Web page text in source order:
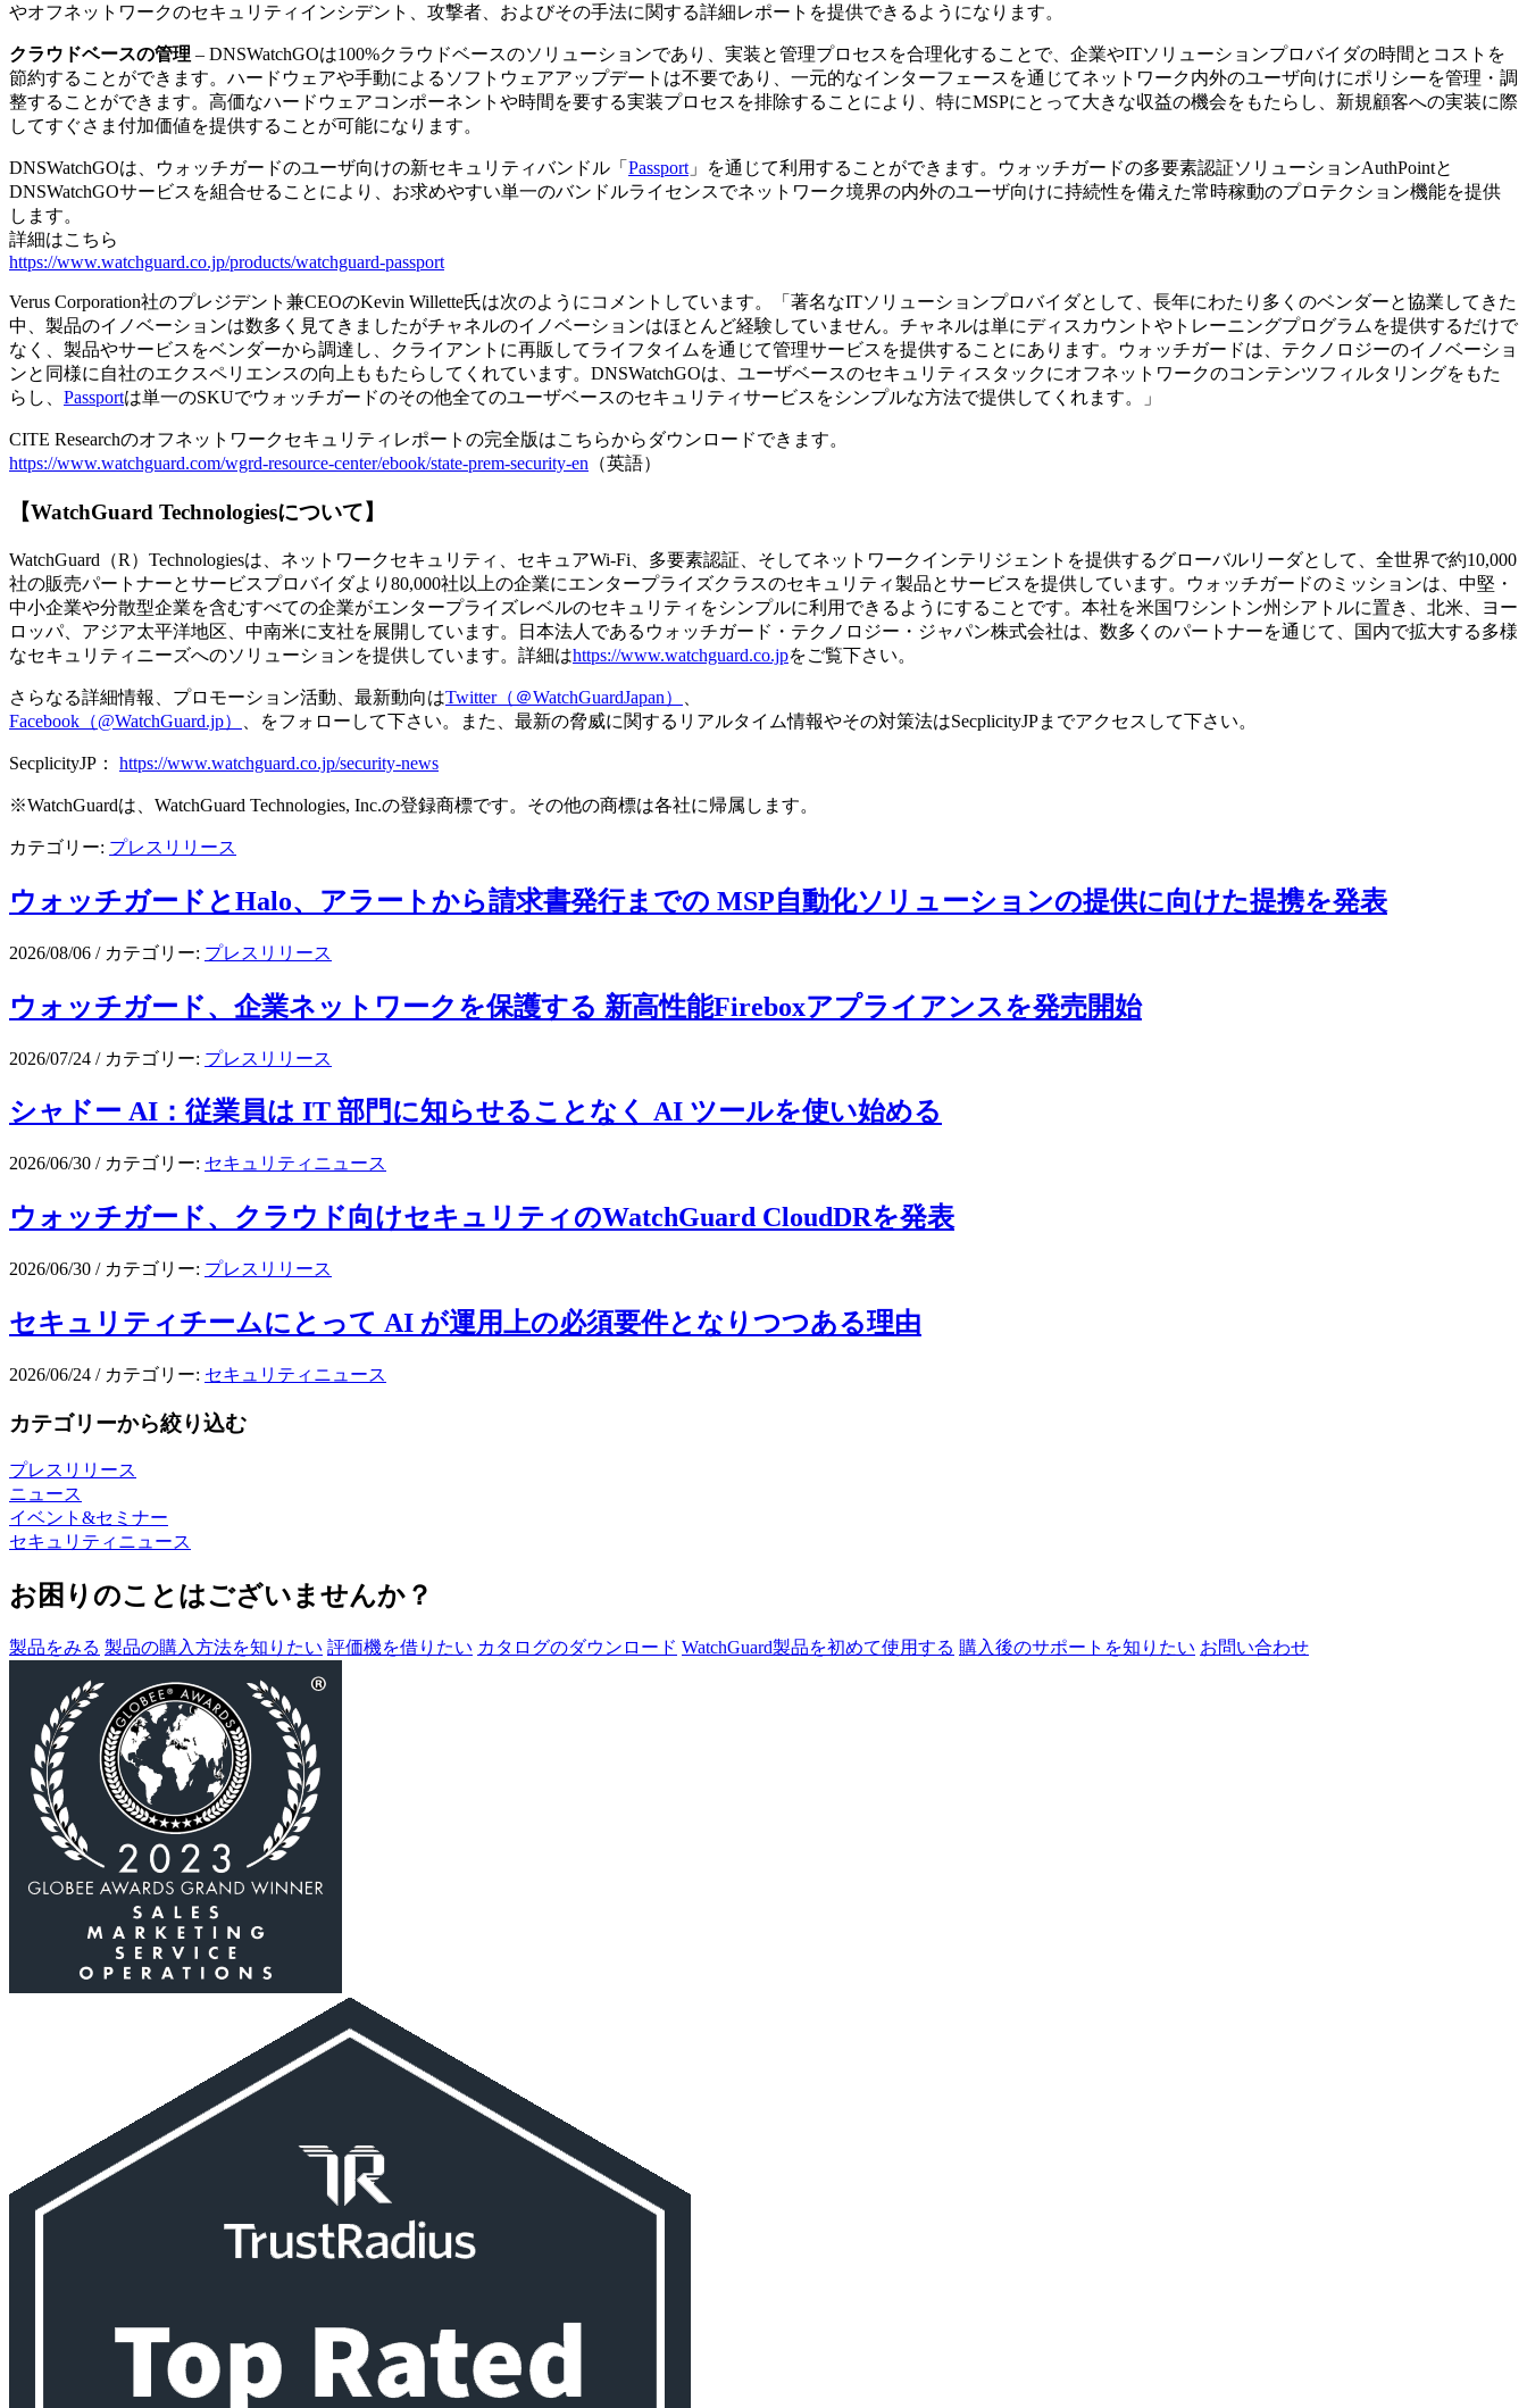
やオフネットワークのセキュリティインシデント、攻撃者、およびその手法に関する詳細レポートを提供できるようになります。
クラウドベースの管理 – DNSWatchGOは100%クラウドベースのソリューションであり、実装と管理プロセスを合理化することで、企業やITソリューションプロバイダの時間とコストを
節約することができます。ハードウェアや手動によるソフトウェアアップデートは不要であり、一元的なインターフェースを通じてネットワーク内外のユーザ向けにポリシーを管理・調
整することができます。高価なハードウェアコンポーネントや時間を要する実装プロセスを排除することにより、特にMSPにとって大きな収益の機会をもたらし、新規顧客への実装に際
してすぐさま付加価値を提供することが可能になります。
DNSWatchGOは、ウォッチガードのユーザ向けの新セキュリティバンドル「 Passport」を通じて利用することができます。ウォッチガードの多要素認証ソリューションAuthPointと
DNSWatchGOサービスを組合せることにより、お求めやすい単一のバンドルライセンスでネットワーク境界の内外のユーザ向けに持続性を備えた常時稼動のプロテクション機能を提供
します。
詳細はこちら
https://www.watchguard.co.jp/products/watchguard-passport
Verus Corporation社のプレジデント兼CEOのKevin Willette氏は次のようにコメントしています。「著名なITソリューションプロバイダとして、長年にわたり多くのベンダーと協業してきた
中、製品のイノベーションは数多く見てきましたがチャネルのイノベーションはほとんど経験していません。チャネルは単にディスカウントやトレーニングプログラムを提供するだけで
なく、製品やサービスをベンダーから調達し、クライアントに再販してライフタイムを通じて管理サービスを提供することにあります。ウォッチガードは、テクノロジーのイノベーショ
ンと同様に自社のエクスペリエンスの向上ももたらしてくれています。DNSWatchGOは、ユーザベースのセキュリティスタックにオフネットワークのコンテンツフィルタリングをもた
らし、 Passportは単一のSKUでウォッチガードのその他全てのユーザベースのセキュリティサービスをシンプルな方法で提供してくれます。」
CITE Researchのオフネットワークセキュリティレポートの完全版はこちらからダウンロードできます。
https://www.watchguard.com/wgrd-resource-center/ebook/state-prem-security-en （英語）
【WatchGuard Technologiesについて】
WatchGuard（R）Technologiesは、ネットワークセキュリティ、セキュアWi-Fi、多要素認証、そしてネットワークインテリジェントを提供するグローバルリーダとして、全世界で約10,000
社の販売パートナーとサービスプロバイダより80,000社以上の企業にエンタープライズクラスのセキュリティ製品とサービスを提供しています。ウォッチガードのミッションは、中堅・
中小企業や分散型企業を含むすべての企業がエンタープライズレベルのセキュリティをシンプルに利用できるようにすることです。本社を米国ワシントン州シアトルに置き、北米、ヨー
ロッパ、アジア太平洋地区、中南米に支社を展開しています。日本法人であるウォッチガード・テクノロジー・ジャパン株式会社は、数多くのパートナーを通じて、国内で拡大する多様
なセキュリティニーズへのソリューションを提供しています。詳細はhttps://www.watchguard.co.jpをご覧下さい。
さらなる詳細情報、プロモーション活動、最新動向はTwitter（＠WatchGuardJapan）
Facebook（@WatchGuard.jp）
、をフォローして下さい。また、最新の脅威に関するリアルタイム情報やその対策法はSecplicityJPまでアクセスして下さい。
SecplicityJP： https://www.watchguard.co.jp/security-news
※WatchGuardは、WatchGuard Technologies, Inc.の登録商標です。その他の商標は各社に帰属します。
カテゴリー: プレスリリース
ウォッチガードとHalo、アラートから請求書発行までの MSP自動化ソリューションの提供に向けた提携を発表
2026/08/06 / カテゴリー: プレスリリース
ウォッチガード、企業ネットワークを保護する 新高性能Fireboxアプライアンスを発売開始
2026/07/24 / カテゴリー: プレスリリース
シャドー AI：従業員は IT 部門に知らせることなく AI ツールを使い始める
2026/06/30 / カテゴリー: セキュリティニュース
ウォッチガード、クラウド向けセキュリティのWatchGuard CloudDRを発表
2026/06/30 / カテゴリー: プレスリリース
セキュリティチームにとって AI が運用上の必須要件となりつつある理由
2026/06/24 / カテゴリー: セキュリティニュース
カテゴリーから絞り込む
プレスリリース
ニュース
イベント&セミナー
セキュリティニュース
お困りのことはございませんか？
製品をみる 製品の購入方法を知りたい 評価機を借りたい カタログのダウンロード WatchGuard製品を初めて使用する 購入後のサポートを知りたい お問い合わせ